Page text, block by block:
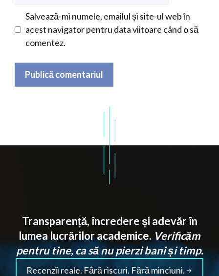
Salvează-mi numele, emailul și site-ul web în
acest navigator pentru data viitoare când o să
comentez.
Transparență, încredere și adevăr în
lumea lucrărilor academice. Verificăm
pentru tine, ca să nu pierzi bani și timp.
Recenzii reale. Fără riscuri. Fără minciuni.